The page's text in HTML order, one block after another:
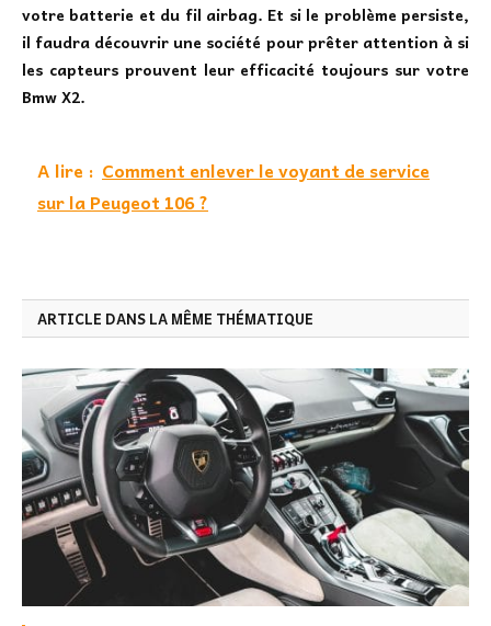
votre batterie et du fil airbag. Et si le problème persiste,
il faudra découvrir une société pour prêter attention à si
les capteurs prouvent leur efficacité toujours sur votre
Bmw X2.
A lire : Comment enlever le voyant de service
sur la Peugeot 106 ?
ARTICLE DANS LA MÊME THÉMATIQUE